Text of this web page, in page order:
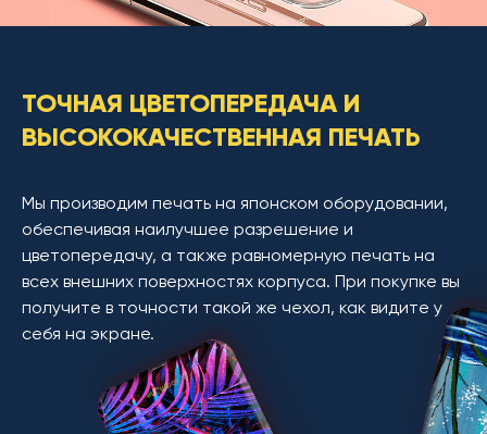
ТОЧНАЯ ЦВЕТОПЕРЕДАЧА И
ВЫСОКОКАЧЕСТВЕННАЯ ПЕЧАТЬ
Мы производим печать на японском оборудовании,
обеспечивая наилучшее разрешение и
цветопередачу, а также равномерную печать на
всех внешних поверхностях корпуса. При покупке вы
получите в точности такой же чехол, как видите у
себя на экране.